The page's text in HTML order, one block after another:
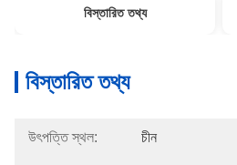
বিস্তারিত তথ্য
বিস্তারিত তথ্য
উৎপত্তি স্থল: চীন